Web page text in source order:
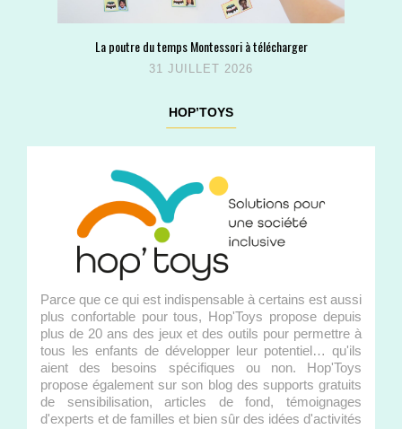
La poutre du temps Montessori à télécharger
31 JUILLET 2026
HOP’TOYS
Parce que ce qui est indispensable à certains est aussi
plus confortable pour tous, Hop'Toys propose depuis
plus de 20 ans des jeux et des outils pour permettre à
tous les enfants de développer leur potentiel… qu'ils
aient des besoins spécifiques ou non. Hop'Toys
propose également sur son blog des supports gratuits
de sensibilisation, articles de fond, témoignages
d'experts et de familles et bien sûr des idées d'activités